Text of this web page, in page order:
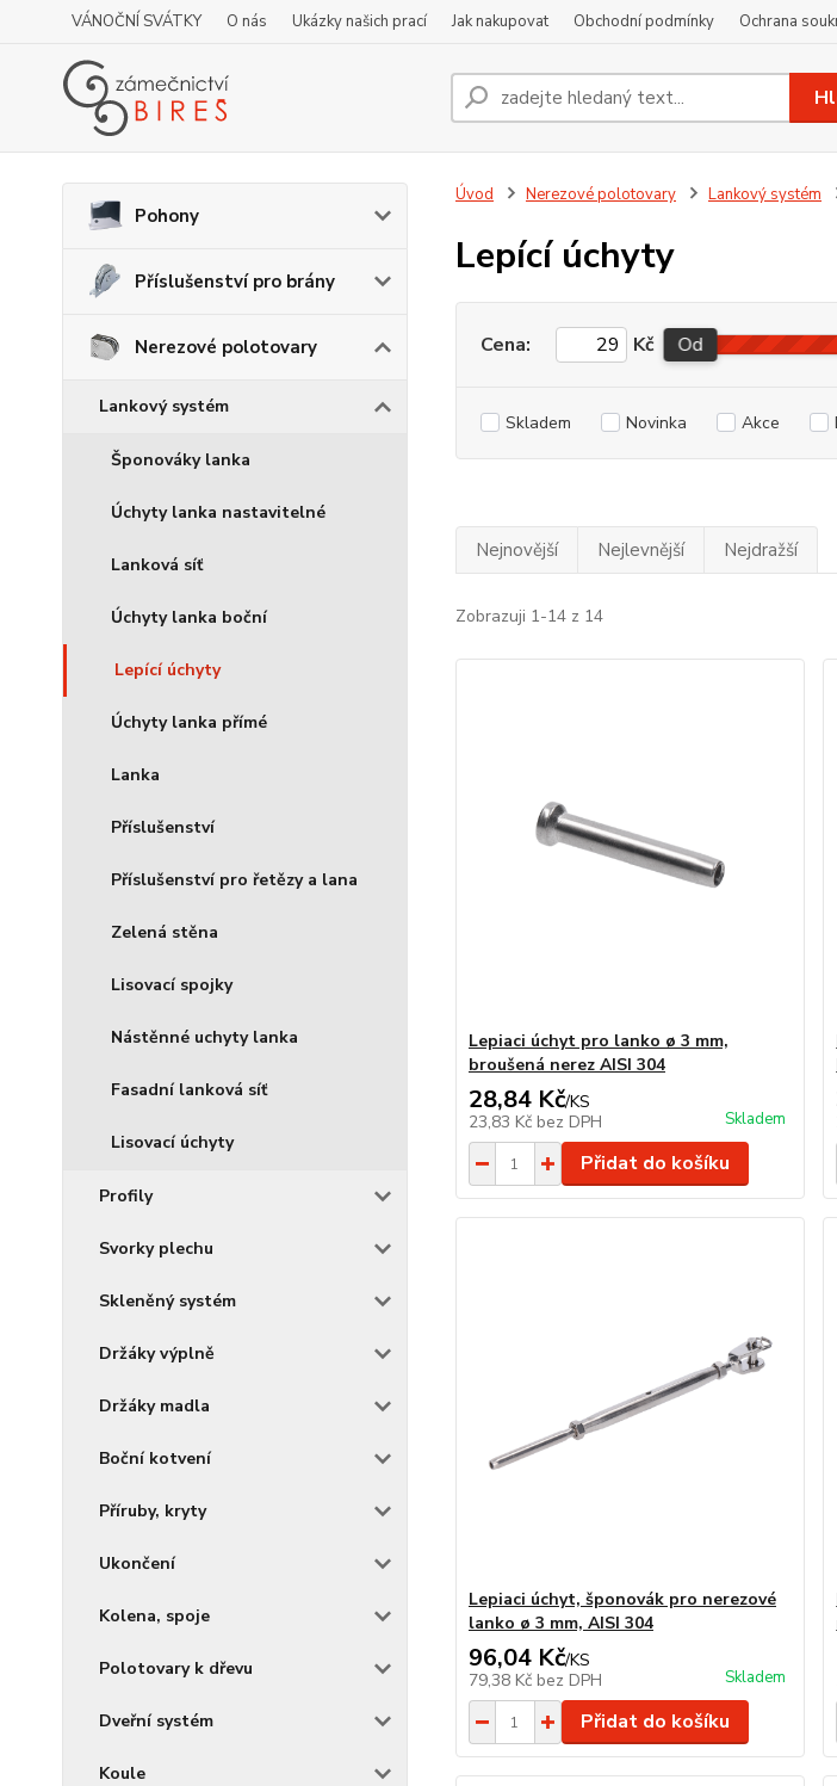
VÁNOČNÍ SVÁTKY O nás Ukázky našich prací Jak nakupovat Obchodní podmínky Ochrana
Pohony
Příslušenství pro brány
Nerezové polotovary
Lankový systém
Šponováky lanka
Úchyty lanka nastavitelné
Lanková síť
Úchyty lanka boční
Lepící úchyty
Úchyty lanka přímé
Lanka
Příslušenství
Příslušenství pro řetězy a lana
Zelená stěna
Lisovací spojky
Nástěnné uchyty lanka
Fasadní lanková síť
Lisovací úchyty
Profily
Svorky plechu
Skleněný systém
Držáky výplně
Držáky madla
Boční kotvení
Příruby, kryty
Ukončení
Kolena, spoje
Polotovary k dřevu
Dveřní systém
Koule
Úvod Nerezové polotovary Lankový systém
Lepící úchyty
Cena: Kč Od
Skladem Novinka Akce
Nejnovější Nejlevnější Nejdražší
Zobrazuji 1-14 z 14
Lepiaci úchyt pro lanko ø 3 mm,
broušená nerez AISI 304
28,84 Kč/KS
23,83 Kč bez DPH Skladem
Přidat do košíku
Lepiaci úchyt, šponovák pro nerezové
lanko ø 3 mm, AISI 304
96,04 Kč/KS
79,38 Kč bez DPH Skladem
Přidat do košíku